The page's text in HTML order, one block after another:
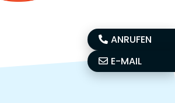
ANRUFEN
E-MAIL